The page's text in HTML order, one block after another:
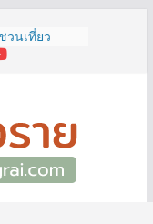
วนเที่ยว
วใจไปกับ
ะมูลออนไลน์
ล ความหมาย
หมายเลข
าลโล้ชิงช้า